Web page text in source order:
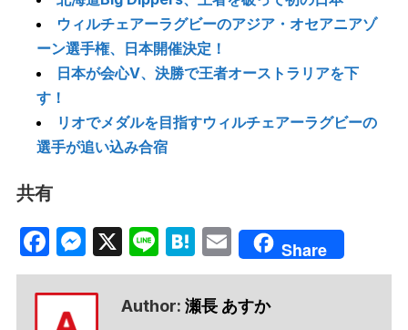
ウィルチェアーラグビーのアジア・オセアニアゾ
ーン選手権、日本開催決定！
日本が会心V、決勝で王者オーストラリアを下
す！
リオでメダルを目指すウィルチェアーラグビーの
選手が追い込み合宿
共有
Facebook
Messenger
X LineHatena
EmailShare
Author: 瀬長 あすか